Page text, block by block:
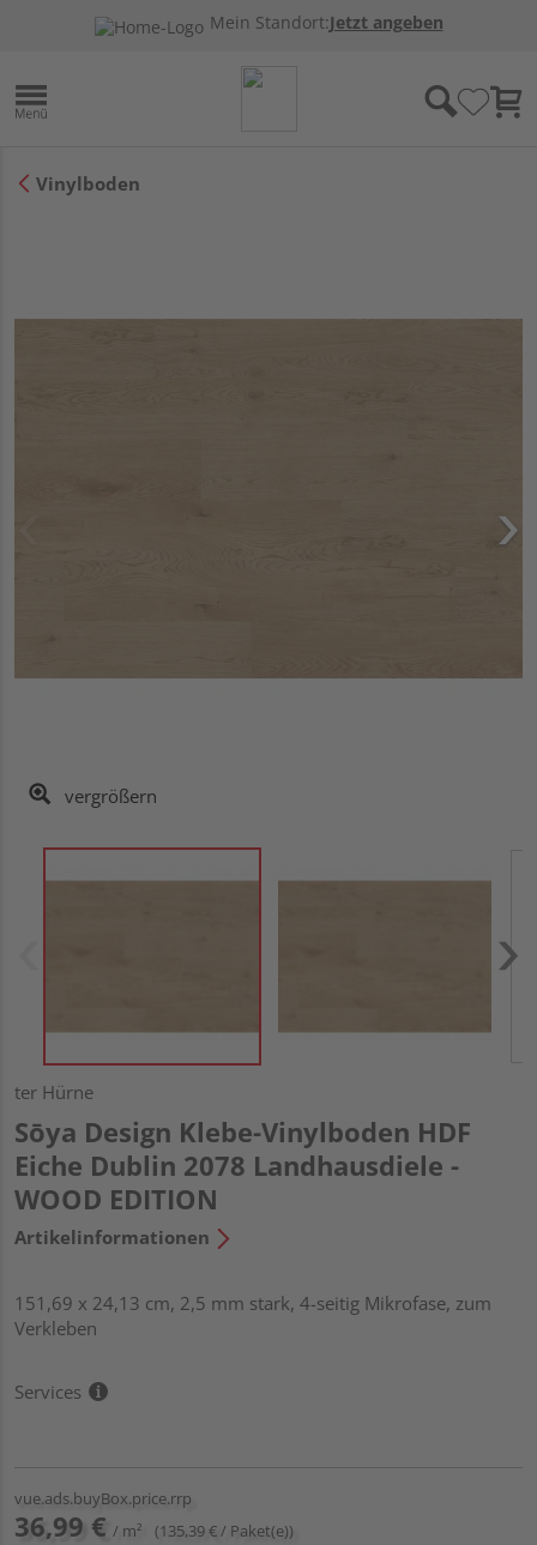
Mein Standort:Jetzt angeben
Vinylboden
vergrößern
ter Hürne
Sōya Design Klebe-Vinylboden HDF
Eiche Dublin 2078 Landhausdiele -
WOOD EDITION
Artikelinformationen
151,69 x 24,13 cm, 2,5 mm stark, 4-seitig Mikrofase, zum
Verkleben
Services
vue.ads.buyBox.price.rrp
36,99 € / m² (135,39 € / Paket(e))